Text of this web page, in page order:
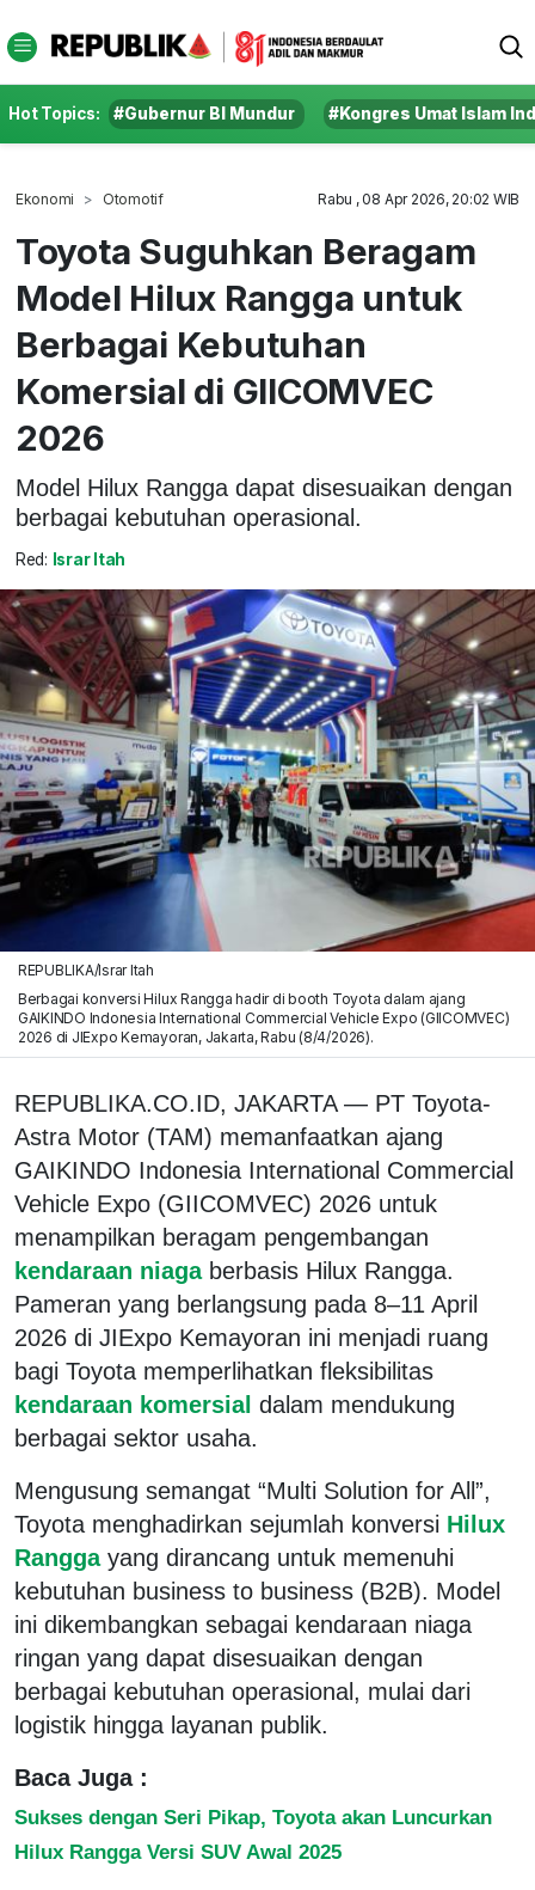
Hot Topics: #Gubernur BI Mundur #Kongres Umat Islam
Ekonomi Otomotif Rabu , 08 Apr 2026, 20:02 WIB
Toyota Suguhkan Beragam
Model Hilux Rangga untuk
Berbagai Kebutuhan
Komersial di GIICOMVEC
2026
Model Hilux Rangga dapat disesuaikan dengan
berbagai kebutuhan operasional.
Red: Israr Itah
REPUBLIKA/Israr Itah
Berbagai konversi Hilux Rangga hadir di booth Toyota dalam ajang
GAIKINDO Indonesia International Commercial Vehicle Expo (GIICOMVEC)
2026 di JIExpo Kemayoran, Jakarta, Rabu (8/4/2026).
REPUBLIKA.CO.ID, JAKARTA — PT Toyota-
Astra Motor (TAM) memanfaatkan ajang
GAIKINDO Indonesia International Commercial
Vehicle Expo (GIICOMVEC) 2026 untuk
menampilkan beragam pengembangan
kendaraan niaga berbasis Hilux Rangga.
Pameran yang berlangsung pada 8–11 April
2026 di JIExpo Kemayoran ini menjadi ruang
bagi Toyota memperlihatkan fleksibilitas
kendaraan komersial dalam mendukung
berbagai sektor usaha.
Mengusung semangat “Multi Solution for All”,
Toyota menghadirkan sejumlah konversi Hilux
Rangga yang dirancang untuk memenuhi
kebutuhan business to business (B2B). Model
ini dikembangkan sebagai kendaraan niaga
ringan yang dapat disesuaikan dengan
berbagai kebutuhan operasional, mulai dari
logistik hingga layanan publik.
Baca Juga :
Sukses dengan Seri Pikap, Toyota akan Luncurkan
Hilux Rangga Versi SUV Awal 2025